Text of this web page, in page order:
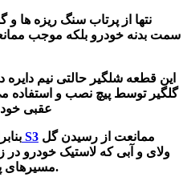
نتها از پرتاب سنگ ریزه ها و
سمت بدنه خودرو بلکه موجب
این قطعه شلگیر حالتی نیم
گلگیر توسط پیچ نصب و استفاده
عقبی
شلگیر جلو جک S3
ولای و آبی که لاستیک خودرو
مسیرهای پر گل و لای از خود پخش می کند.